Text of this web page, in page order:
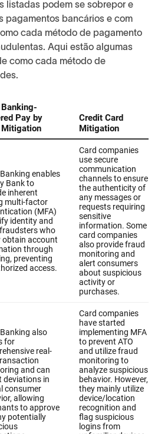
listadas podem se sobrepor e
pagamentos bancários e com
cada método de pagamento
Aqui estão algumas
como cada método de